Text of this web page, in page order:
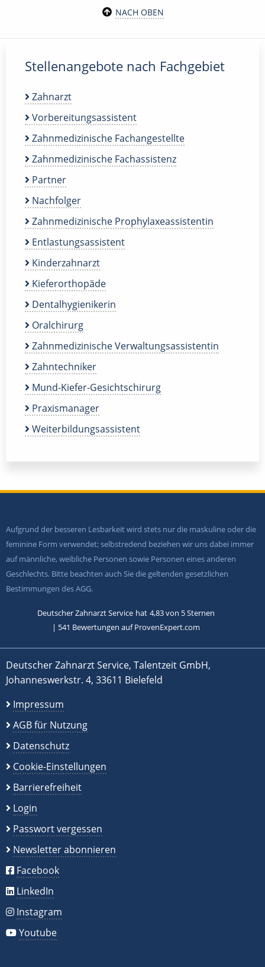
NACH OBEN
Stellenangebote nach Fachgebiet
Zahnarzt
Vorbereitungsassistent
Zahnmedizinische Fachangestellte
Zahnmedizinische Fachassistenz
Partner
Nachfolger
Zahnmedizinische Prophylaxeassistentin
Entlastungsassistent
Kinderzahnarzt
Kieferorthopäde
Dentalhygienikerin
Oralchirurg
Zahnmedizinische Verwaltungsassistentin
Zahntechniker
Mund-Kiefer-Gesichtschirurg
Praxismanager
Weiterbildungsassistent
Aufgrund der besseren Lesbarkeit wird stets nur die maskuline oder die
feminine Form verwendet; selbstredend beziehen wir uns dabei immer
auf männliche, weibliche Personen sowie Personen eines anderen
Geschlechts. Bitte beachten auch Sie die geltenden gesetzlichen
Bestimmungen des AGG.
Deutscher Zahnarzt Service hat 4,83von 5Sternen
| 541 Bewertungen auf ProvenExpert.com
Deutscher Zahnarzt Service, Talentzeit GmbH,
Johanneswerkstr. 4, 33611 Bielefeld
Impressum
AGB für Nutzung
Datenschutz
Cookie-Einstellungen
Barrierefreiheit
Login
Passwort vergessen
Newsletter abonnieren
Facebook
LinkedIn
Instagram
Youtube